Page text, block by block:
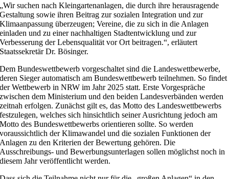
„Wir suchen nach Kleingartenanlagen, die durch ihre herausragende
Gestaltung sowie ihren Beitrag zur sozialen Integration und zur
Klimaanpassung überzeugen; Vereine, die zu sich in die Anlagen
einladen und zu einer nachhaltigen Stadtentwicklung und zur
Verbesserung der Lebensqualität vor Ort beitragen.“, erläutert
Staatssekretär Dr. Bösinger.
Dem Bundeswettbewerb vorgeschaltet sind die Landeswettbewerbe,
deren Sieger automatisch am Bundeswettbewerb teilnehmen. So findet
der Wettbewerb in NRW im Jahr 2025 statt. Erste Vorgespräche
zwischen dem Ministerium und den beiden Landesverbänden werden
zeitnah erfolgen. Zunächst gilt es, das Motto des Landeswettbewerbs
festzulegen, welches sich hinsichtlich seiner Ausrichtung jedoch am
Motto des Bundeswettbewerbs orientieren sollte. So werden
voraussichtlich der Klimawandel und die sozialen Funktionen der
Anlagen zu den Kriterien der Bewertung gehören. Die
Ausschreibungs- und Bewerbungsunterlagen sollen möglichst noch in
diesem Jahr veröffentlicht werden.